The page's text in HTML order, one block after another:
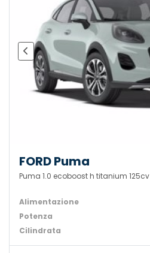
FORD Puma
Puma 1.0 ecoboost h titanium 125cv
Alimentazione
Potenza
Cilindrata